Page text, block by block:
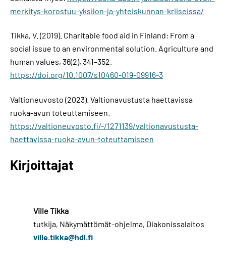
merkitys-korostuu-yksilon-ja-yhteiskunnan-kriiseissa/
Tikka, V. (2019). Charitable food aid in Finland: From a
social issue to an environmental solution. Agriculture and
human values, 36(2), 341–352.
https://doi.org/10.1007/s10460-019-09916-3
Valtioneuvosto (2023). Valtionavustusta haettavissa
ruoka-avun toteuttamiseen.
https://valtioneuvosto.fi/-/1271139/valtionavustusta-
haettavissa-ruoka-avun-toteuttamiseen
Kirjoittajat
Ville Tikka
tutkija, Näkymättömät-ohjelma, Diakonissalaitos
ville.tikka@hdl.fi